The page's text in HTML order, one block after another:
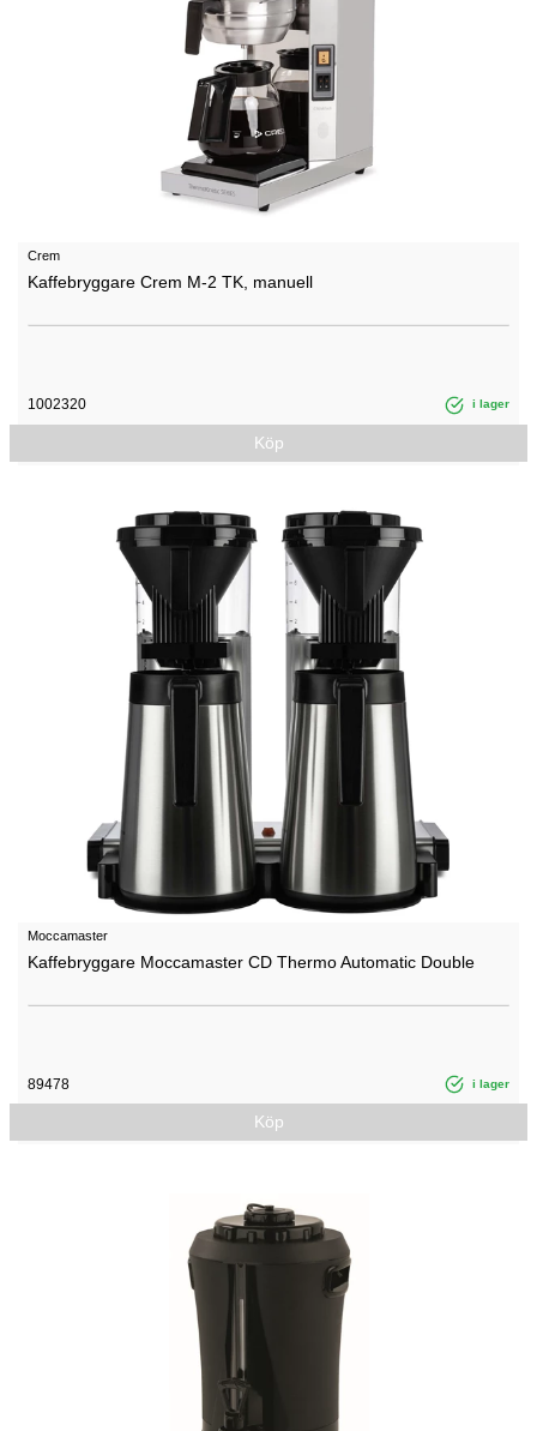
Crem
Kaffebryggare Crem M-2 TK, manuell
1002320 i lager
Köp
Moccamaster
Kaffebryggare Moccamaster CD Thermo Automatic Double
89478 i lager
Köp